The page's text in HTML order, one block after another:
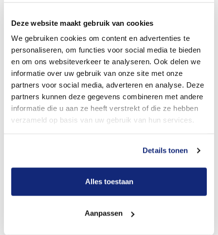
Deze website maakt gebruik van cookies
We gebruiken cookies om content en advertenties te
personaliseren, om functies voor social media te bieden
en om ons websiteverkeer te analyseren. Ook delen we
informatie over uw gebruik van onze site met onze
partners voor social media, adverteren en analyse. Deze
partners kunnen deze gegevens combineren met andere
informatie die u aan ze heeft verstrekt of die ze hebben
verzameld op basis van uw gebruik van hun services.
Details tonen
Alles toestaan
Aanpassen
Bekijk tarieven voor crematie
Een betere uitvaart ervaring voor een betere